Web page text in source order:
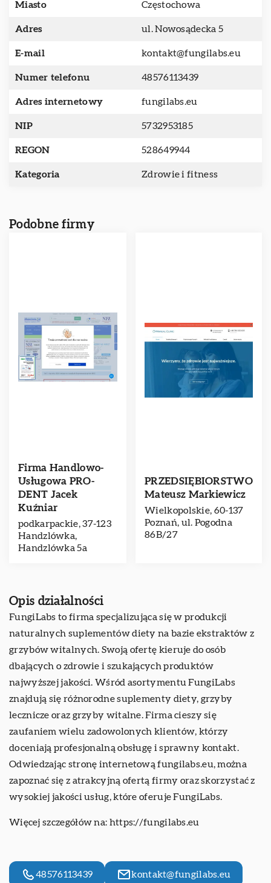
Miasto Częstochowa
Adres ul. Nowosądecka 5
E-mail kontakt@fungilabs.eu
Numer telefonu 48576113439
Adres internetowy fungilabs.eu
NIP 5732953185
REGON 528649944
Kategoria Zdrowie i fitness
Podobne firmy
Firma Handlowo-
Usługowa PRO-
DENT Jacek
Kuźniar
podkarpackie, 37-123
Handzlówka,
Handzlówka 5a
PRZEDSIĘBIORSTWO
Mateusz Markiewicz
Wielkopolskie, 60-137
Poznań, ul. Pogodna
86B/27
Opis działalności
FungiLabs to firma specjalizująca się w produkcji
naturalnych suplementów diety na bazie ekstraktów z
grzybów witalnych. Swoją ofertę kieruje do osób
dbających o zdrowie i szukających produktów
najwyższej jakości. Wśród asortymentu FungiLabs
znajdują się różnorodne suplementy diety, grzyby
lecznicze oraz grzyby witalne. Firma cieszy się
zaufaniem wielu zadowolonych klientów, którzy
doceniają profesjonalną obsługę i sprawny kontakt.
Odwiedzając stronę internetową fungilabs.eu, można
zapoznać się z atrakcyjną ofertą firmy oraz skorzystać z
wysokiej jakości usług, które oferuje FungiLabs.
Więcej szczegółów na: https://fungilabs.eu
48576113439 kontakt@fungilabs.eu